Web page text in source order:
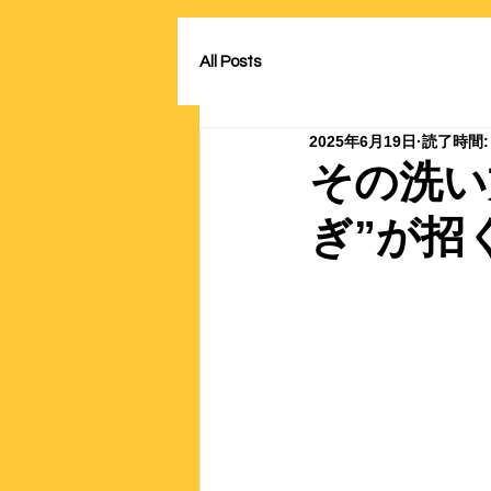
All Posts
その洗
ぎ”が招
2025年6月19日 読了時間